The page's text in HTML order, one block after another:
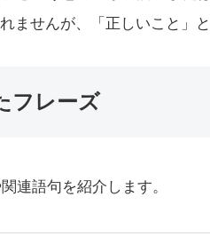
ませんが、「正しいこと」
フレーズ
連語句を紹介します。